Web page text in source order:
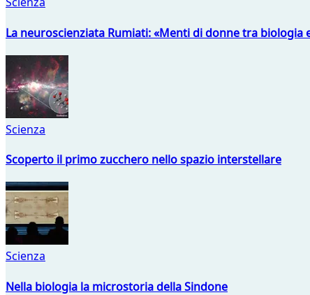
La neuroscienziata Rumiati: «Menti di donne tra biologia
Scienza
Scoperto il primo zucchero nello spazio interstellare
Scienza
Nella biologia la microstoria della Sindone